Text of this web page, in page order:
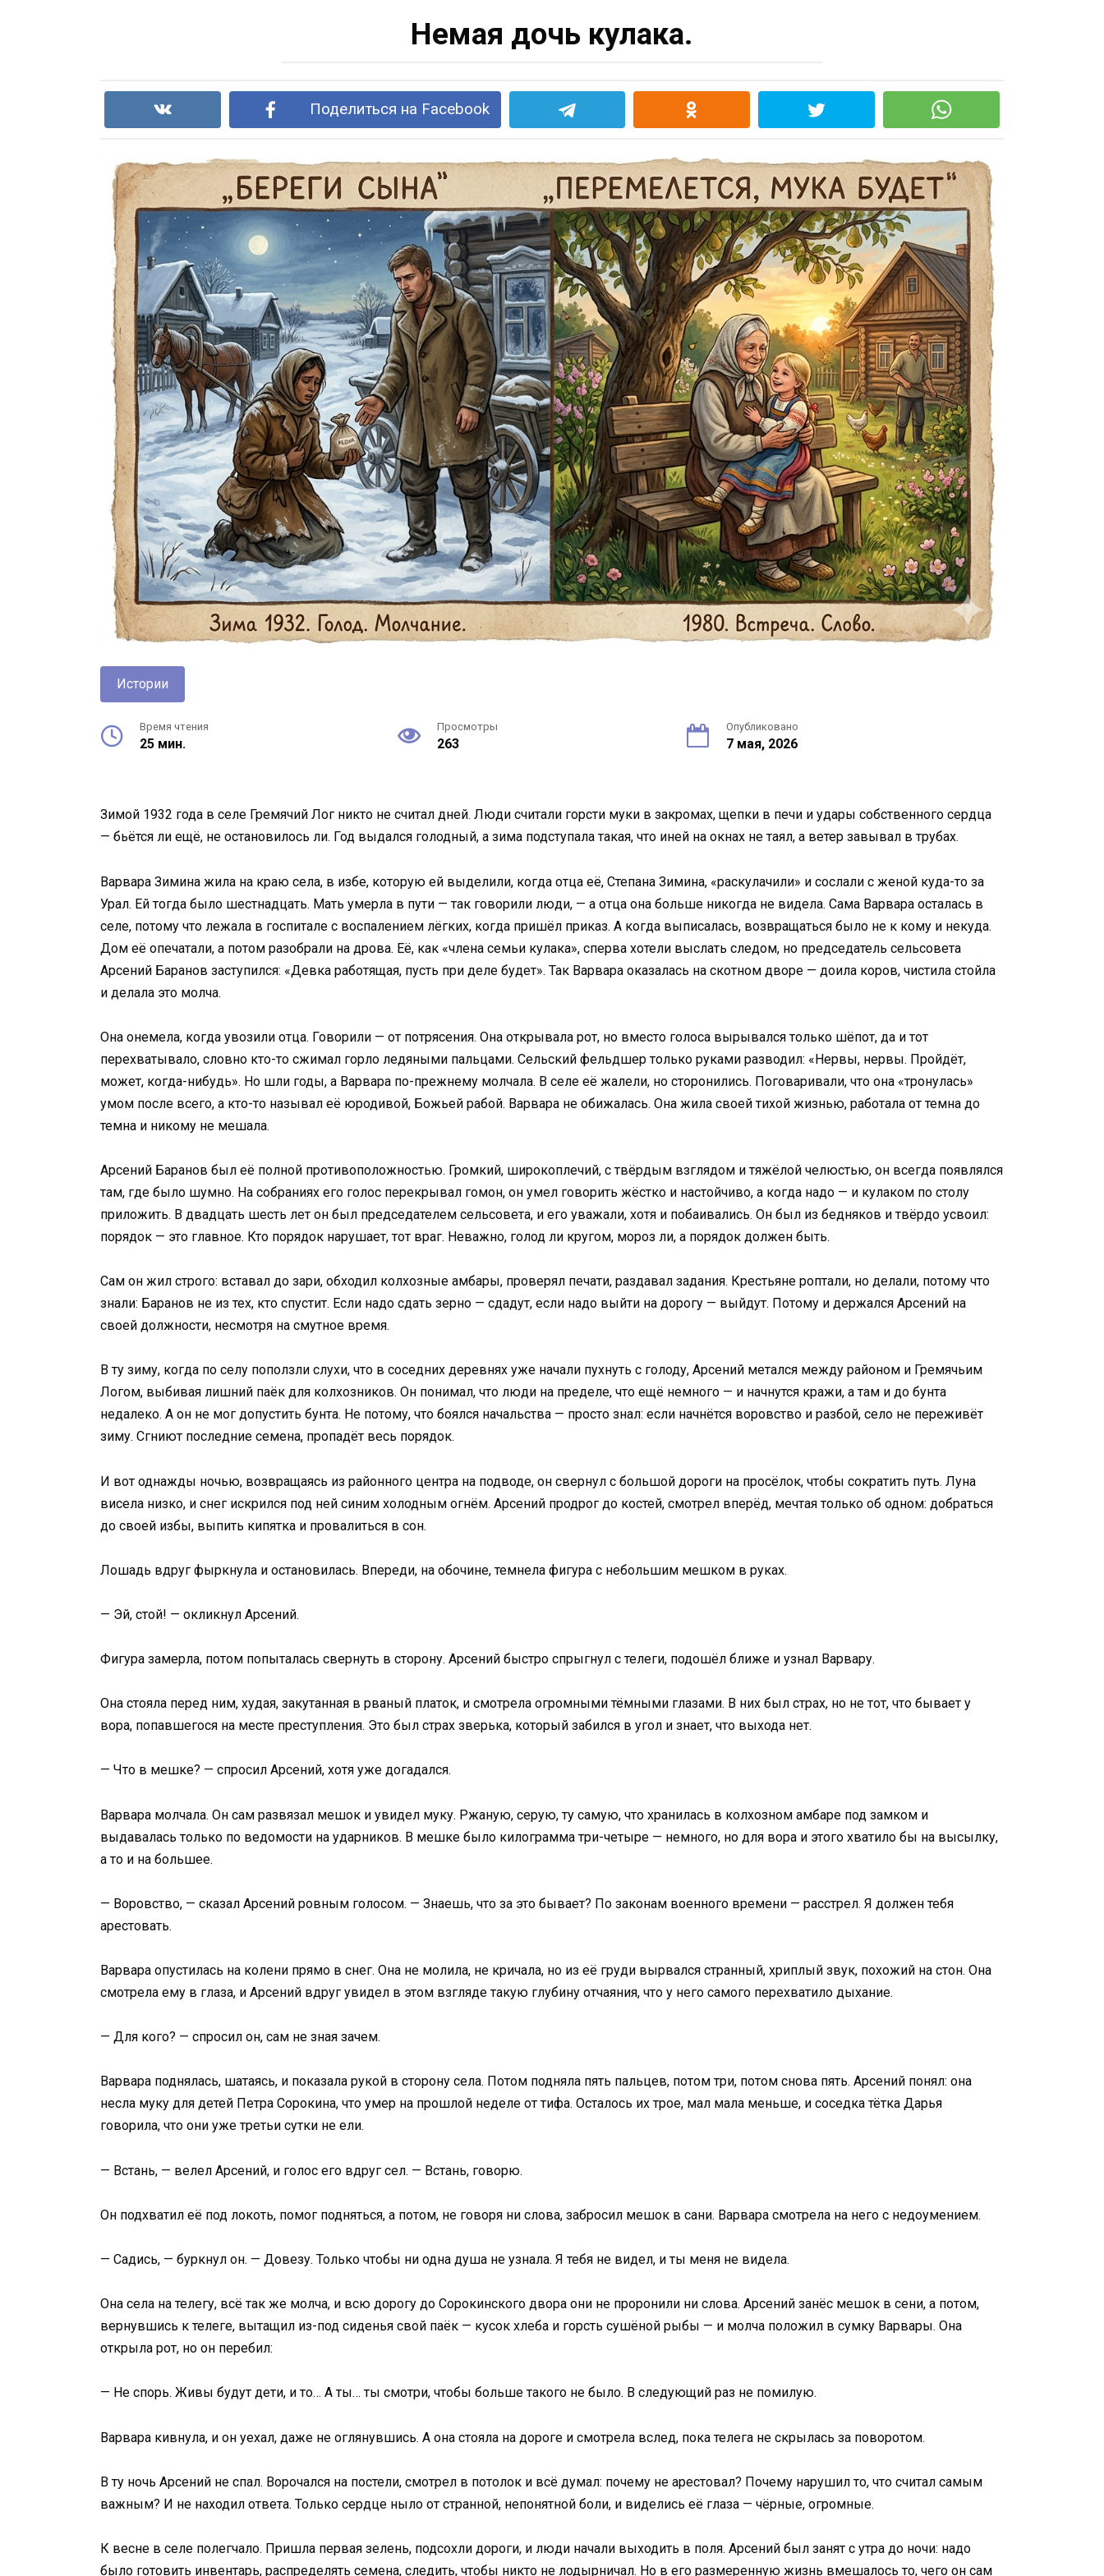
Немая дочь кулака.
Поделиться на Facebook
Истории
Время чтения
25 мин.
Просмотры
263
Опубликовано
7 мая, 2026
Зимой 1932 года в селе Гремячий Лог никто не считал дней. Люди считали горсти муки в закромах, щепки в печи и удары собственного сердца
— бьётся ли ещё, не остановилось ли. Год выдался голодный, а зима подступала такая, что иней на окнах не таял, а ветер завывал в трубах.
Варвара Зимина жила на краю села, в избе, которую ей выделили, когда отца её, Степана Зимина, «раскулачили» и сослали с женой куда-то за
Урал. Ей тогда было шестнадцать. Мать умерла в пути — так говорили люди, — а отца она больше никогда не видела. Сама Варвара осталась в
селе, потому что лежала в госпитале с воспалением лёгких, когда пришёл приказ. А когда выписалась, возвращаться было не к кому и некуда.
Дом её опечатали, а потом разобрали на дрова. Её, как «члена семьи кулака», сперва хотели выслать следом, но председатель сельсовета
Арсений Баранов заступился: «Девка работящая, пусть при деле будет». Так Варвара оказалась на скотном дворе — доила коров, чистила стойла
и делала это молча.
Она онемела, когда увозили отца. Говорили — от потрясения. Она открывала рот, но вместо голоса вырывался только шёпот, да и тот
перехватывало, словно кто-то сжимал горло ледяными пальцами. Сельский фельдшер только руками разводил: «Нервы, нервы. Пройдёт,
может, когда-нибудь». Но шли годы, а Варвара по-прежнему молчала. В селе её жалели, но сторонились. Поговаривали, что она «тронулась»
умом после всего, а кто-то называл её юродивой, Божьей рабой. Варвара не обижалась. Она жила своей тихой жизнью, работала от темна до
темна и никому не мешала.
Арсений Баранов был её полной противоположностью. Громкий, широкоплечий, с твёрдым взглядом и тяжёлой челюстью, он всегда появлялся
там, где было шумно. На собраниях его голос перекрывал гомон, он умел говорить жёстко и настойчиво, а когда надо — и кулаком по столу
приложить. В двадцать шесть лет он был председателем сельсовета, и его уважали, хотя и побаивались. Он был из бедняков и твёрдо усвоил:
порядок — это главное. Кто порядок нарушает, тот враг. Неважно, голод ли кругом, мороз ли, а порядок должен быть.
Сам он жил строго: вставал до зари, обходил колхозные амбары, проверял печати, раздавал задания. Крестьяне роптали, но делали, потому что
знали: Баранов не из тех, кто спустит. Если надо сдать зерно — сдадут, если надо выйти на дорогу — выйдут. Потому и держался Арсений на
своей должности, несмотря на смутное время.
В ту зиму, когда по селу поползли слухи, что в соседних деревнях уже начали пухнуть с голоду, Арсений метался между районом и Гремячьим
Логом, выбивая лишний паёк для колхозников. Он понимал, что люди на пределе, что ещё немного — и начнутся кражи, а там и до бунта
недалеко. А он не мог допустить бунта. Не потому, что боялся начальства — просто знал: если начнётся воровство и разбой, село не переживёт
зиму. Сгниют последние семена, пропадёт весь порядок.
И вот однажды ночью, возвращаясь из районного центра на подводе, он свернул с большой дороги на просёлок, чтобы сократить путь. Луна
висела низко, и снег искрился под ней синим холодным огнём. Арсений продрог до костей, смотрел вперёд, мечтая только об одном: добраться
до своей избы, выпить кипятка и провалиться в сон.
Лошадь вдруг фыркнула и остановилась. Впереди, на обочине, темнела фигура с небольшим мешком в руках.
— Эй, стой! — окликнул Арсений.
Фигура замерла, потом попыталась свернуть в сторону. Арсений быстро спрыгнул с телеги, подошёл ближе и узнал Варвару.
Она стояла перед ним, худая, закутанная в рваный платок, и смотрела огромными тёмными глазами. В них был страх, но не тот, что бывает у
вора, попавшегося на месте преступления. Это был страх зверька, который забился в угол и знает, что выхода нет.
— Что в мешке? — спросил Арсений, хотя уже догадался.
Варвара молчала. Он сам развязал мешок и увидел муку. Ржаную, серую, ту самую, что хранилась в колхозном амбаре под замком и
выдавалась только по ведомости на ударников. В мешке было килограмма три-четыре — немного, но для вора и этого хватило бы на высылку,
а то и на большее.
— Воровство, — сказал Арсений ровным голосом. — Знаешь, что за это бывает? По законам военного времени — расстрел. Я должен тебя
арестовать.
Варвара опустилась на колени прямо в снег. Она не молила, не кричала, но из её груди вырвался странный, хриплый звук, похожий на стон. Она
смотрела ему в глаза, и Арсений вдруг увидел в этом взгляде такую глубину отчаяния, что у него самого перехватило дыхание.
— Для кого? — спросил он, сам не зная зачем.
Варвара поднялась, шатаясь, и показала рукой в сторону села. Потом подняла пять пальцев, потом три, потом снова пять. Арсений понял: она
несла муку для детей Петра Сорокина, что умер на прошлой неделе от тифа. Осталось их трое, мал мала меньше, и соседка тётка Дарья
говорила, что они уже третьи сутки не ели.
— Встань, — велел Арсений, и голос его вдруг сел. — Встань, говорю.
Он подхватил её под локоть, помог подняться, а потом, не говоря ни слова, забросил мешок в сани. Варвара смотрела на него с недоумением.
— Садись, — буркнул он. — Довезу. Только чтобы ни одна душа не узнала. Я тебя не видел, и ты меня не видела.
Она села на телегу, всё так же молча, и всю дорогу до Сорокинского двора они не проронили ни слова. Арсений занёс мешок в сени, а потом,
вернувшись к телеге, вытащил из-под сиденья свой паёк — кусок хлеба и горсть сушёной рыбы — и молча положил в сумку Варвары. Она
открыла рот, но он перебил:
— Не спорь. Живы будут дети, и то… А ты… ты смотри, чтобы больше такого не было. В следующий раз не помилую.
Варвара кивнула, и он уехал, даже не оглянувшись. А она стояла на дороге и смотрела вслед, пока телега не скрылась за поворотом.
В ту ночь Арсений не спал. Ворочался на постели, смотрел в потолок и всё думал: почему не арестовал? Почему нарушил то, что считал самым
важным? И не находил ответа. Только сердце ныло от странной, непонятной боли, и виделись её глаза — чёрные, огромные.
К весне в селе полегчало. Пришла первая зелень, подсохли дороги, и люди начали выходить в поля. Арсений был занят с утра до ночи: надо
было готовить инвентарь, распределять семена, следить, чтобы никто не лодырничал. Но в его размеренную жизнь вмешалось то, чего он сам